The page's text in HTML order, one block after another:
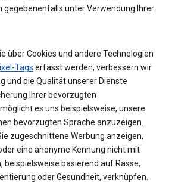
gegebenenfalls unter Verwendung Ihrer
über Cookies und andere Technologien
Tags erfasst werden, verbessern wir
und die Qualität unserer Dienste
Ihrer bevorzugten
es uns beispielsweise, unsere
bevorzugten Sprache anzuzeigen.
zugeschnittene Werbung anzeigen,
eine anonyme Kennung nicht mit
beispielsweise basierend auf Rasse,
oder Gesundheit, verknüpfen.